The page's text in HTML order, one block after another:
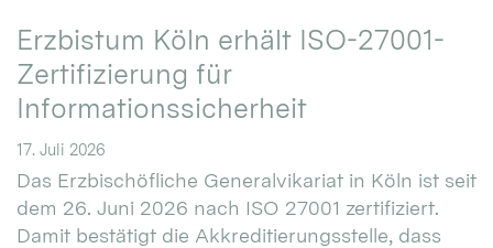
Erzbistum Köln erhält ISO-27001-
Zertifizierung für
Informationssicherheit
17. Juli 2026
Das Erzbischöfliche Generalvikariat in Köln ist seit
dem 26. Juni 2026 nach ISO 27001 zertifiziert.
Damit bestätigt die Akkreditierungsstelle, dass